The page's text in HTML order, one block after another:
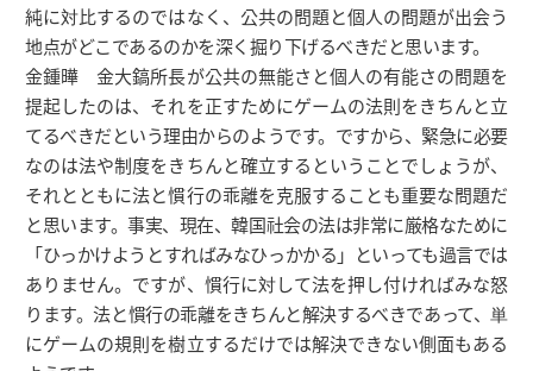
純に対比するのではなく、公共の問題と個人の問題が出会う
地点がどこであるのかを深く掘り下げるべきだと思います。
金鍾曄 金大鎬所長が公共の無能さと個人の有能さの問題を
提起したのは、それを正すためにゲームの法則をきちんと立
てるべきだという理由からのようです。ですから、緊急に必要
なのは法や制度をきちんと確立するということでしょうが、
それとともに法と慣行の乖離を克服することも重要な問題だ
と思います。事実、現在、韓国社会の法は非常に厳格なために
「ひっかけようとすればみなひっかかる」といっても過言では
ありません。ですが、慣行に対して法を押し付ければみな怒
ります。法と慣行の乖離をきちんと解決するべきであって、単
にゲームの規則を樹立するだけでは解決できない側面もある